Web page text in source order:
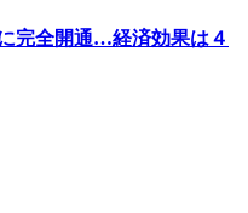
完全開通…経済効果は４